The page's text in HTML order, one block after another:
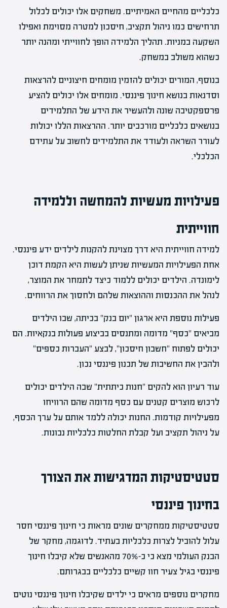
כלכליים מהחיים האמיתיים. משחקים אלו יכולים לכלול
תרחישים כמו ניהול תקציב, חיסכון למטרה מסוימת ואפילו
השקעה במניות. תהליך הלמידה הופך לחווייתי ומהנה יותר
כשהוא משולב במשחק.
בנוסף, המורים יכולים להזמין מומחים חיצוניים להרצאות
וסדנאות בנושא חינוך פיננסי. מומחים אלו יכולים להציע
פרספקטיבה שונה ולהעשיר את הידע של התלמידים
בנושאים כלכליים מורכבים יותר. ההרצאות הללו יכולות
לעורר השראה ולעודד את התלמידים לחשוב על עתידם
הכלכלי.
פעילויות מעשיות להמחשה וללמידה
חווייתית
למידה חווייתית היא דרך מצוינת להקנות לילדים ידע פיננסי.
אחת הפעילויות המעשיות שניתן לעשות היא הקמת דוכן
לימונדה. הילדים יכולים ללמוד כיצד לתמחר את המוצר,
לנהל את ההכנסות וההוצאות שלהם ולחסוך את הרווחים.
פעילות נוספת היא ארגון "יום בנק" בכיתה, שבו הילדים
מביאים "כסף" מדומה ומתנסים בביצוע פעולות בנקאיות. הם
יכולים לפתוח "חשבון חיסכון", לבצע "העברות כספים"
ולהבין את החשיבות של תכנון פיננסי נכון.
עוד רעיון הוא להקים "חנות כיתתית" שבה הילדים יכולים
לרכוש מוצרים קטנים עם כסף מדומה שהם הרוויחו
מפעילויות קודמות. החנות יכולה ללמד אותם על ערך הכסף,
על ניהול תקציב ועל קבלת החלטות כלכליות נבונות.
סטטיסטיקות המדגישות את הצורך
בחינוך פיננסי
סטטיסטיקות ממחקרים שונים מראות כי חינוך פיננסי חסר
עלול להוביל לצרות כלכליות בעתיד. לדוגמה, מחקר של
הבנק העולמי מצא כי כ-70% מהאנשים שלא קיבלו חינוך
פיננסי בגיל צעיר חוו קשיים כלכליים בבגרותם.
מחקרים נוספים מראים כי ילדים שקיבלו חינוך פיננסי נוטים